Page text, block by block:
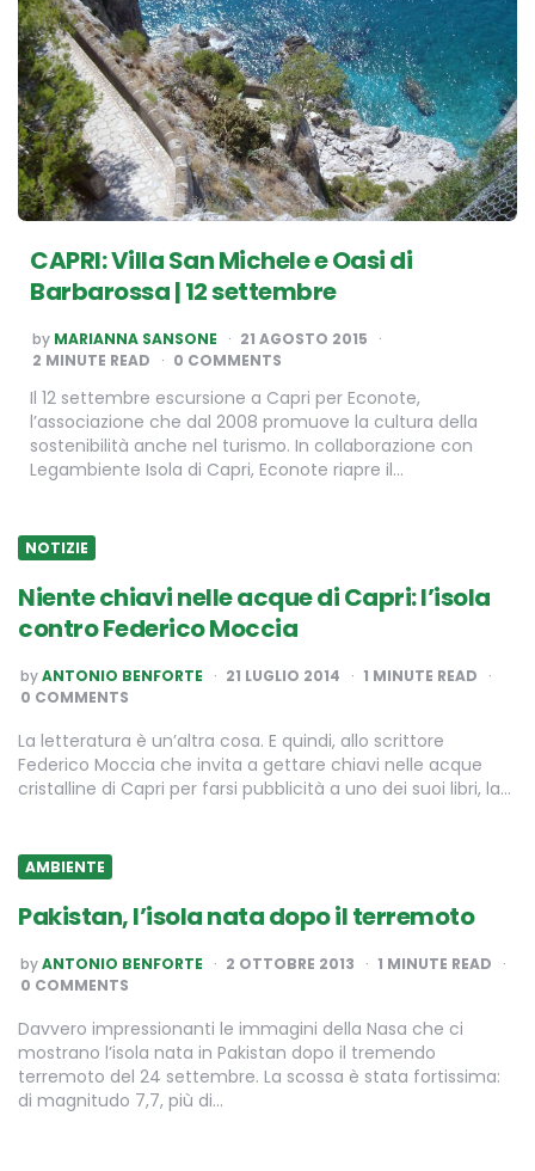
CAPRI: Villa San Michele e Oasi di
Barbarossa | 12 settembre
POSTED
BY
by MARIANNA SANSONE
21 AGOSTO 2015
2 MINUTE READ 0 COMMENTS
Il 12 settembre escursione a Capri per Econote,
l’associazione che dal 2008 promuove la cultura della
sostenibilità anche nel turismo. In collaborazione con
Legambiente Isola di Capri, Econote riapre il…
NOTIZIE
Niente chiavi nelle acque di Capri: l’isola
contro Federico Moccia
POSTED
BY
byANTONIO BENFORTE 21 LUGLIO 2014 1 MINUTE READ
0 COMMENTS
La letteratura è un’altra cosa. E quindi, allo scrittore
Federico Moccia che invita a gettare chiavi nelle acque
cristalline di Capri per farsi pubblicità a uno dei suoi libri, la…
AMBIENTE
Pakistan, l’isola nata dopo il terremoto
POSTED
BY
byANTONIO BENFORTE 2 OTTOBRE 2013 1 MINUTE READ
0 COMMENTS
Davvero impressionanti le immagini della Nasa che ci
mostrano l’isola nata in Pakistan dopo il tremendo
terremoto del 24 settembre. La scossa è stata fortissima:
di magnitudo 7,7, più di…